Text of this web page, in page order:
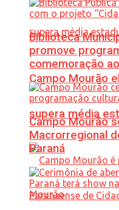
Campo Mourão
supera média
Biblioteca
promove
comemoração
Campo Mourão
Macrorregional
Paraná